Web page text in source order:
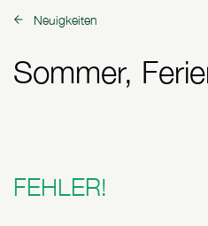
zurück zu:
Neuigkeiten
Sommer,
FEHLER!